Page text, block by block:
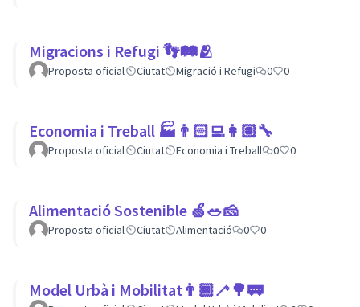
Migracions i Refugi 👣🛤🫂
Proposta oficial Ciutat Migració i Refugi 0 0
Economia i Treball 🏭👨🏻‍💻👩🏽‍🔧
Proposta oficial Ciutat Economia i Treball 0 0
Alimentació Sostenible 🍏🥗🧀
Proposta oficial Ciutat Alimentació 0 0
Model Urbà i Mobilitat👨🏿‍🦯🌳🚃